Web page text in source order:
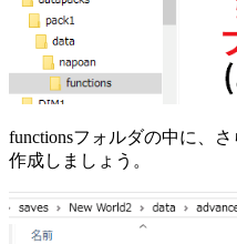
functionsフォルダの中に、
作成しましょう。